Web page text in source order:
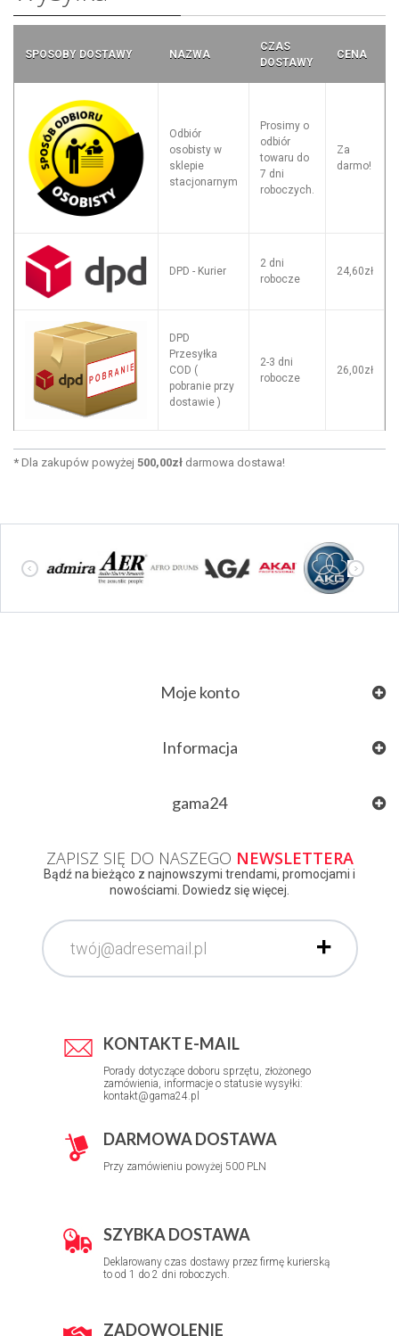
SPOSOBY DOSTAWY NAZWA
CZAS
DOSTAWY
CENA
Odbiór
osobisty w
sklepie
stacjonarnym
Prosimy o
odbiór
towaru do
7 dni
roboczych.
Za
darmo!
DPD - Kurier
2 dni
robocze
24,60zł
DPD
Przesyłka
COD (
pobranie przy
dostawie )
2-3 dni
robocze
26,00zł
* Dla zakupów powyżej 500,00zł darmowa dostawa!
Moje konto
Informacja
gama24
ZAPISZ SIĘ DO NASZEGO NEWSLETTERA
Bądź na bieżąco z najnowszymi trendami, promocjami i
nowościami. Dowiedz się więcej.
KONTAKT E-MAIL
Porady dotyczące doboru sprzętu, złożonego
zamówienia, informacje o statusie wysyłki:
kontakt@gama24.pl
DARMOWA DOSTAWA
Przy zamówieniu powyżej 500 PLN
SZYBKA DOSTAWA
Deklarowany czas dostawy przez firmę kurierską
to od 1 do 2 dni roboczych.
ZADOWOLENIE